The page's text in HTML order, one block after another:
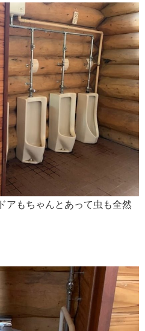
アもちゃんとあって虫も全然